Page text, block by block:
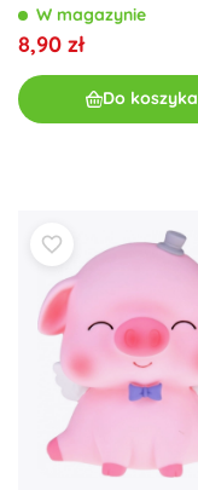
W magazynie
8,90 zł
Do koszyka